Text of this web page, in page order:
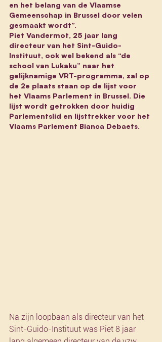
en het belang van de Vlaamse
Gemeenschap in Brussel door velen
gesmaakt wordt”.
Piet Vandermot, 25 jaar lang
directeur van het Sint-Guido-
Instituut, ook wel bekend als “de
school van Lukaku” naar het
gelijknamige VRT-programma, zal op
de 2e plaats staan op de lijst voor
het Vlaams Parlement in Brussel. Die
lijst wordt getrokken door huidig
Parlementslid en lijsttrekker voor het
Vlaams Parlement Bianca Debaets.
Na zijn loopbaan als directeur van het
Sint-Guido-Instituut was Piet 8 jaar